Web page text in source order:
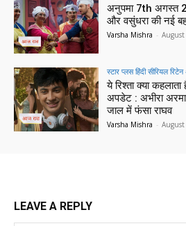
अनुपमा 7th अगस्त
और वसुंधरा की नई
Varsha Mishra -
स्टार प्लस हिंदी सीरियल
ये रिश्ता क्या
अपडेट : अभीरा
जाल में फंसा राघव
Varsha Mishra -
LEAVE A REPLY